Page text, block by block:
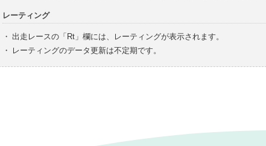
レーティング
・ 出走レースの「Rt」欄には、レーティングが表示されます。
・
レーティングのデータ更新は不定期です。